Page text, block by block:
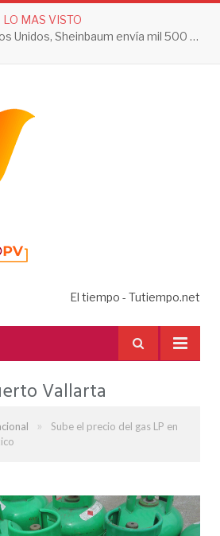
LO MAS VISTO
Tras presión de Estados Unidos, Sheinbaum envía mil 500 soldados a Michoacán
El tiempo - Tutiempo.net
Vallarta
»
Sube el precio del gas LP en